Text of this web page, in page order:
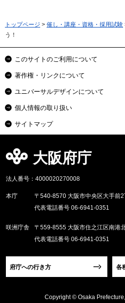
トップページ > 催し・講座・資格・採用試験
う！
このサイトのご利用について
著作権・リンクについて
ユニバーサルデザインについて
個人情報の取り扱い
サイトマップ
大阪府庁
法人番号：4000020270008
本庁
〒540-8570 大阪市中央区大手前2
代表電話番号 06-6941-0351
咲洲庁舎
〒559-8555 大阪市住之江区南港
代表電話番号 06-6941-0351
府庁への行き方 各
Copyright © Osaka